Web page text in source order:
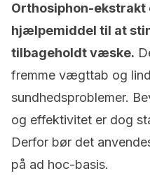
Orthosiphon-ekstrakt
hjælpemiddel til at
tilbageholdt væske.
fremme vægttab og
sundhedsproblemer.
og effektivitet er dog
Derfor bør det
på ad hoc-basis.